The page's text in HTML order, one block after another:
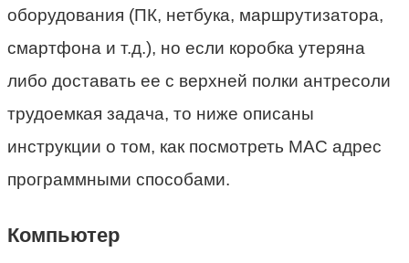
оборудования (ПК, нетбука, маршрутизатора,
смартфона и т.д.), но если коробка утеряна
либо доставать ее с верхней полки антресоли
трудоемкая задача, то ниже описаны
инструкции о том, как посмотреть MAC адрес
программными способами.
Компьютер